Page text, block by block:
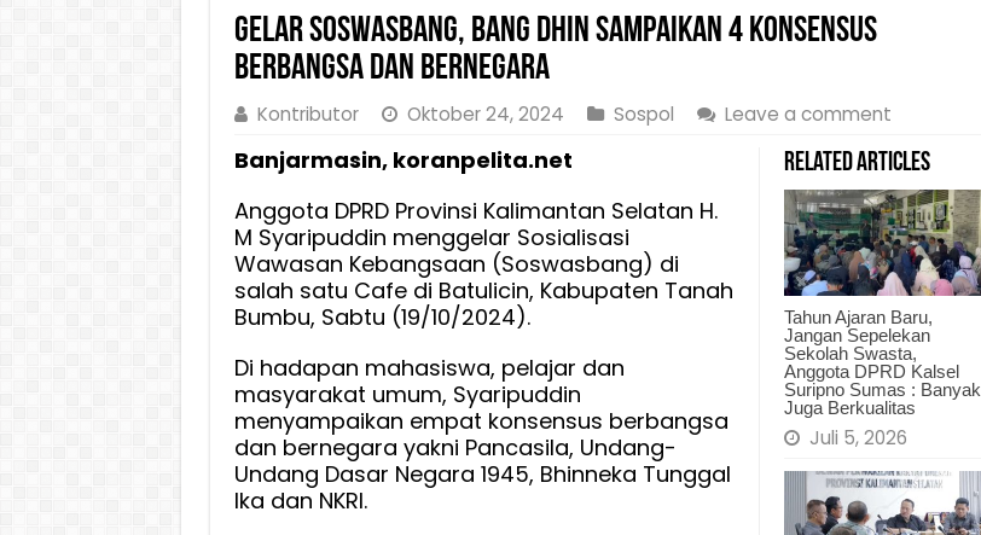
Gelar Soswasbang, Bang Dhin Sampaikan 4 Konsensus
Berbangsa dan Bernegara
Kontributor Oktober 24, 2024 Sospol Leave a comment
Related Articles
Tahun Ajaran Baru,
Jangan Sepelekan
Sekolah Swasta,
Anggota DPRD Kalsel
Suripno Sumas : Banyak
Juga Berkualitas
Juli 5, 2026
Banjarmasin, koranpelita.net
Anggota DPRD Provinsi Kalimantan Selatan H.
M Syaripuddin menggelar Sosialisasi
Wawasan Kebangsaan (Soswasbang) di
salah satu Cafe di Batulicin, Kabupaten Tanah
Bumbu, Sabtu (19/10/2024).
Di hadapan mahasiswa, pelajar dan
masyarakat umum, Syaripuddin
menyampaikan empat konsensus berbangsa
dan bernegara yakni Pancasila, Undang-
Undang Dasar Negara 1945, Bhinneka Tunggal
Ika dan NKRI.